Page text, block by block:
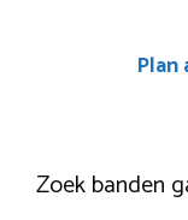
Zoek banden